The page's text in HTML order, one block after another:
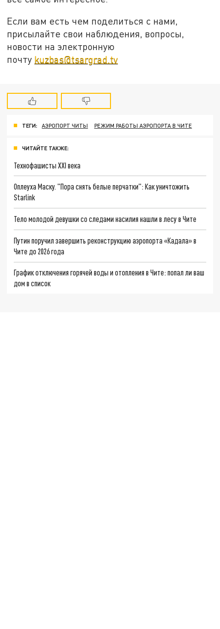
Если вам есть чем поделиться с нами,
присылайте свои наблюдения, вопросы,
новости на электронную
почту kuzbas@tsargrad.tv
ТЕГИ: АЭРОПОРТ ЧИТЫ РЕЖИМ РАБОТЫ АЭРОПОРТА В ЧИТЕ
ЧИТАЙТЕ ТАКЖЕ:
Технофашисты XXI века
Оплеуха Маску. "Пора снять белые перчатки": Как уничтожить
Starlink
Тело молодой девушки со следами насилия нашли в лесу в Чите
Путин поручил завершить реконструкцию аэропорта «Кадала» в
Чите до 2026 года
График отключения горячей воды и отопления в Чите: попал ли ваш
дом в список